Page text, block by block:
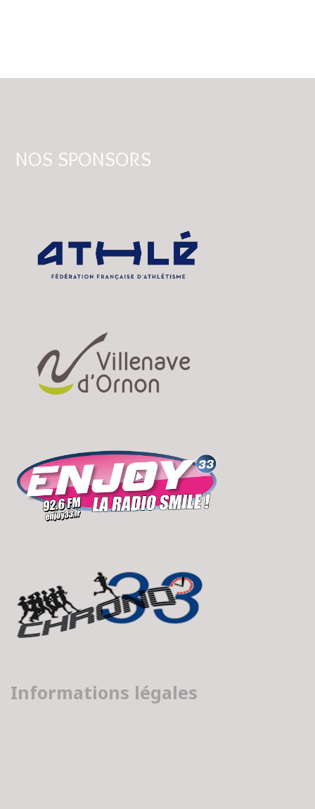
NOS SPONSORS
Informations légales